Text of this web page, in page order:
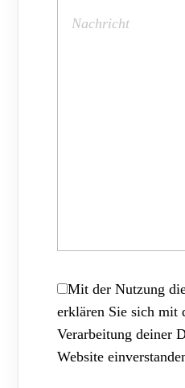
Mit der Nutzung
erklären Sie sich mit
Verarbeitung deiner
Website